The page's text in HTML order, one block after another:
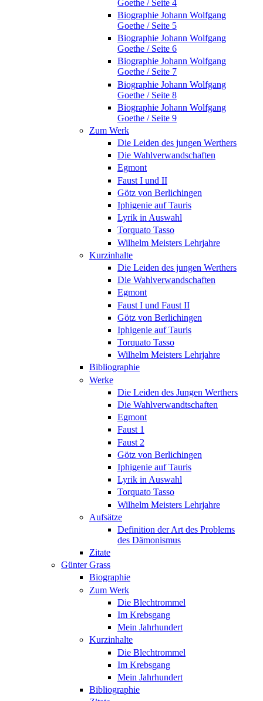
Goethe / Seite 4
Biographie Johann Wolfgang
Goethe / Seite 5
Biographie Johann Wolfgang
Goethe / Seite 6
Biographie Johann Wolfgang
Goethe / Seite 7
Biographie Johann Wolfgang
Goethe / Seite 8
Biographie Johann Wolfgang
Goethe / Seite 9
Zum Werk
Die Leiden des jungen Werthers
Die Wahlverwandschaften
Egmont
Faust I und II
Götz von Berlichingen
Iphigenie auf Tauris
Lyrik in Auswahl
Torquato Tasso
Wilhelm Meisters Lehrjahre
Kurzinhalte
Die Leiden des jungen Werthers
Die Wahlverwandschaften
Egmont
Faust I und Faust II
Götz von Berlichingen
Iphigenie auf Tauris
Torquato Tasso
Wilhelm Meisters Lehrjahre
Bibliographie
Werke
Die Leiden des Jungen Werthers
Die Wahlverwandtschaften
Egmont
Faust 1
Faust 2
Götz von Berlichingen
Iphigenie auf Tauris
Lyrik in Auswahl
Torquato Tasso
Wilhelm Meisters Lehrjahre
Aufsätze
Definition der Art des Problems
des Dämonismus
Zitate
Günter Grass
Biographie
Zum Werk
Die Blechtrommel
Im Krebsgang
Mein Jahrhundert
Kurzinhalte
Die Blechtrommel
Im Krebsgang
Mein Jahrhundert
Bibliographie